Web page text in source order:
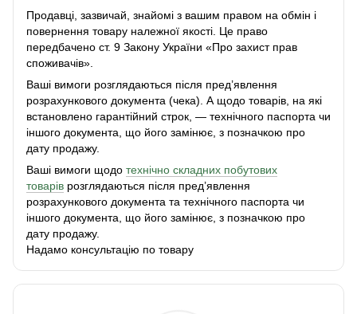
Продавці, зазвичай, знайомі з вашим правом на обмін і
повернення товару належної якості. Це право
передбачено ст. 9 Закону України «Про захист прав
споживачів».
Ваші вимоги розглядаються після пред’явлення
розрахункового документа (чека). А щодо товарів, на які
встановлено гарантійний строк, — технічного паспорта чи
іншого документа, що його замінює, з позначкою про
дату продажу.
Ваші вимоги щодо технічно складних побутових
товарів розглядаються після пред’явлення
розрахункового документа та технічного паспорта чи
іншого документа, що його замінює, з позначкою про
дату продажу.
Надамо консультацію по товару